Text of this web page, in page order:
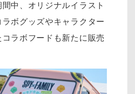
中、オリジナルイラスト
ボグッズやキャラクター
ラボフードも新たに販売